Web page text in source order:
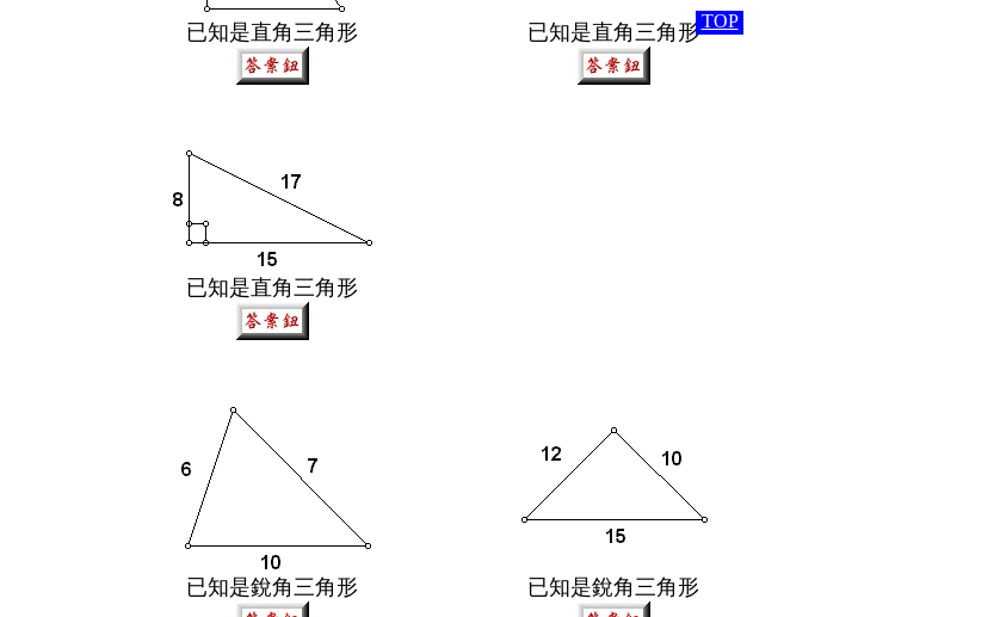
已知是直角三角形 已知是直角三角形
已知是直角三角形
已知是銳角三角形 已知是銳角三角形
TOP